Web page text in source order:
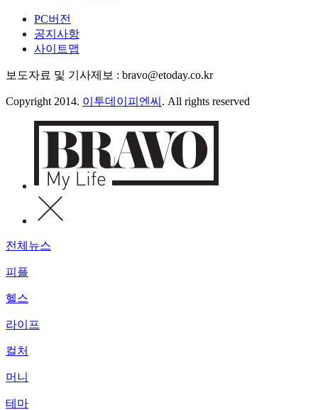
PC버전
공지사항
사이트맵
보도자료 및 기사제보 : bravo@etoday.co.kr
Copyright 2014. 이투데이피엔씨 . All rights reserved
전체뉴스
피플
헬스
라이프
컬처
머니
테마